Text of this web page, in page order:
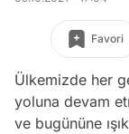
Favori
Ülkemizde her
yoluna devam
ve bugününe